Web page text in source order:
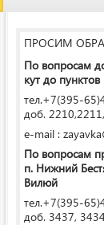
ПРОСИМ
По вопросам
кут до
тел.+7(395-
доб.
e-mail :
По вопросам
п. Нижний
Вилюй
тел.+7(395-
доб. 3437, 3434